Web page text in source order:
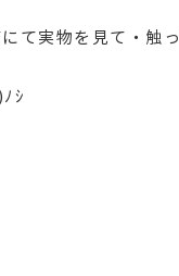
て実物を見て・触
ｼ